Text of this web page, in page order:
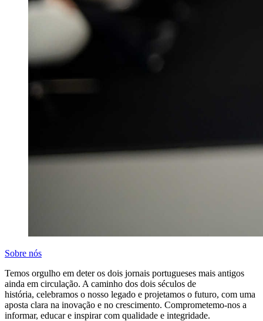
Sobre nós
Temos orgulho em deter os dois jornais portugueses mais antigos
ainda em circulação. A caminho dos dois séculos de
história, celebramos o nosso legado e projetamos o futuro, com uma
aposta clara na inovação e no crescimento. Comprometemo-nos a
informar, educar e inspirar com qualidade e integridade.